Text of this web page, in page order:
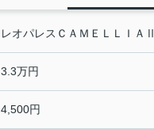
レオパレスＣＡＭＥＬＬＩＡⅡ
3.3万円
4,500円